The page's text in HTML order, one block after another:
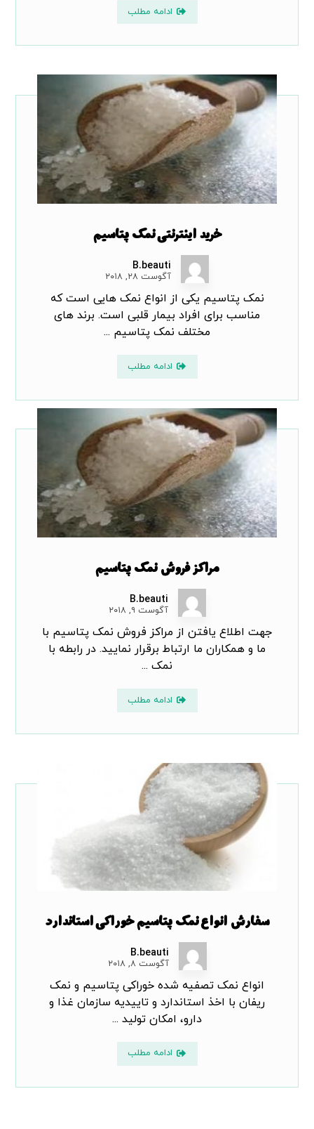
ادامه مطلب
خرید اینترنتی نمک پتاسیم
B.beauti
آگوست ۲۸, ۲۰۱۸
نمک پتاسیم یکی از انواع نمک هایی است که
مناسب برای افراد بیمار قلبی است. برند های
مختلف نمک پتاسیم ...
ادامه مطلب
مراکز فروش نمک پتاسیم
B.beauti
آگوست ۹, ۲۰۱۸
جهت اطلاع یافتن از مراکز فروش نمک پتاسیم با
ما و همکاران ما ارتباط برقرار نمایید. در رابطه با
نمک ...
ادامه مطلب
سفارش انواع نمک پتاسیم خوراکی استاندارد
B.beauti
آگوست ۸, ۲۰۱۸
انواع نمک تصفیه شده خوراکی پتاسیم و نمک
ریفان با اخذ استاندارد و تاییدیه سازمان غذا و
دارو، امکان تولید ...
ادامه مطلب